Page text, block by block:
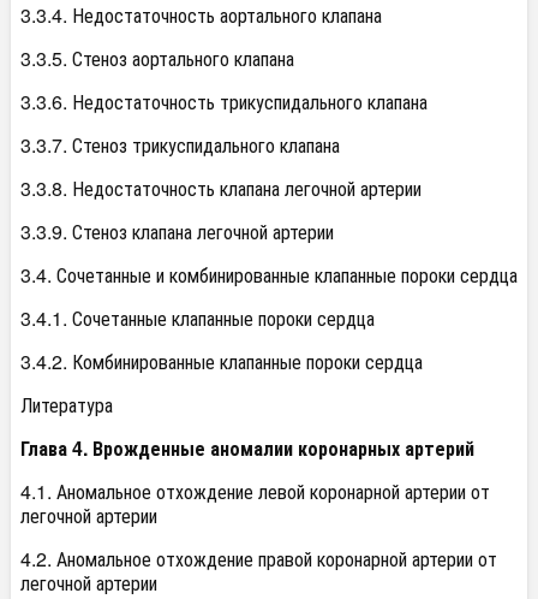
3.3.4. Недостаточность аортального клапана
3.3.5. Стеноз аортального клапана
3.3.6. Недостаточность трикуспидального клапана
3.3.7. Стеноз трикуспидального клапана
3.3.8. Недостаточность клапана легочной артерии
3.3.9. Стеноз клапана легочной артерии
3.4. Сочетанные и комбинированные клапанные пороки сердца
3.4.1. Сочетанные клапанные пороки сердца
3.4.2. Комбинированные клапанные пороки сердца
Литература
Глава 4. Врожденные аномалии коронарных артерий
4.1. Аномальное отхождение левой коронарной артерии от
легочной артерии
4.2. Аномальное отхождение правой коронарной артерии от
легочной артерии